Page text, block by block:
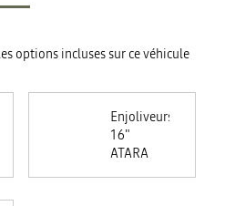
options incluses sur ce véhicule
Enjoliveurs
16"
ATARA